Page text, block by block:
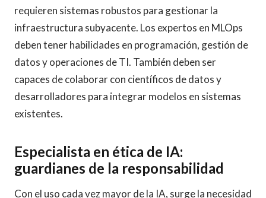
requieren sistemas robustos para gestionar la
infraestructura subyacente. Los expertos en MLOps
deben tener habilidades en programación, gestión de
datos y operaciones de TI. También deben ser
capaces de colaborar con científicos de datos y
desarrolladores para integrar modelos en sistemas
existentes.
Especialista en ética de IA:
guardianes de la responsabilidad
Con el uso cada vez mayor de la IA, surge la necesidad